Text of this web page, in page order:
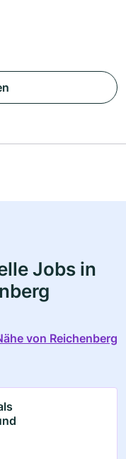
Jobs in
von Reichenberg